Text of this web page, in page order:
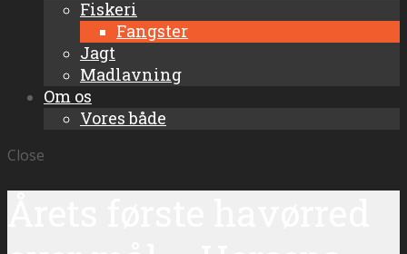
Fiskeri
Fangster
Jagt
Madlavning
Om os
Vores både
Close